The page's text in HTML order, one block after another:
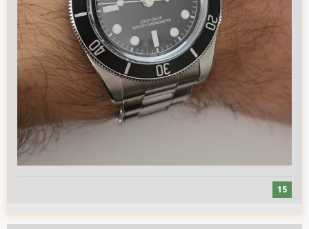
15